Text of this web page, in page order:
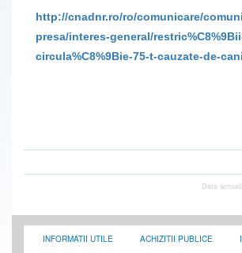
http://cnadnr.ro/ro/comunicare/
presa/interes-general/
circula%C8%9Bie-75-t-cauzate-de-
Data
INFORMATII UTILE ACHIZITII PUBLICE